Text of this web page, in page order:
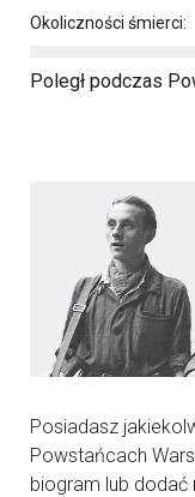
Okoliczności śmierci:
Poległ podczas
Posiadasz
Powstańcach
biogram lub